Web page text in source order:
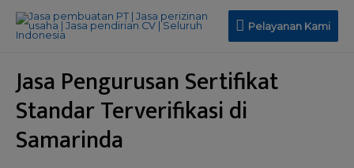
Pelayanan Kami
Jasa Pengurusan Sertifikat
Standar Terverifikasi di
Samarinda